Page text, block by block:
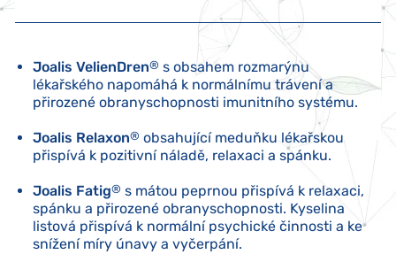
Joalis VelienDren® s obsahem rozmarýnu
lékařského napomáhá k normálnímu trávení a
přirozené obranyschopnosti imunitního systému.
Joalis Relaxon® obsahující meduňku lékařskou
přispívá k pozitivní náladě, relaxaci a spánku.
Joalis Fatig® s mátou peprnou přispívá k relaxaci,
spánku a přirozené obranyschopnosti. Kyselina
listová přispívá k normální psychické činnosti a ke
snížení míry únavy a vyčerpání.